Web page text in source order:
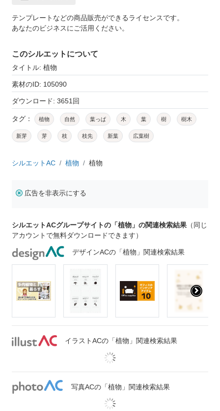
テンプレートなどの商品販売ができるライセンスです。
あなたのビジネスにご活用ください。
このシルエットについて
タイトル: 植物
素材のID: 105090
ダウンロード: 3651回
タグ： 植物 自然 葉っぱ 木 葉 樹 樹木
新芽 芽 枝 枝先 新葉 広葉樹
シルエットAC 植物 植物
広告を非表示にする
シルエットACグループサイトの「植物」の関連検索結果 （同じ
アカウントで無料ダウンロードできます）
デザインACの「植物」関連検索結果
イラストACの「植物」関連検索結果
写真ACの「植物」関連検索結果